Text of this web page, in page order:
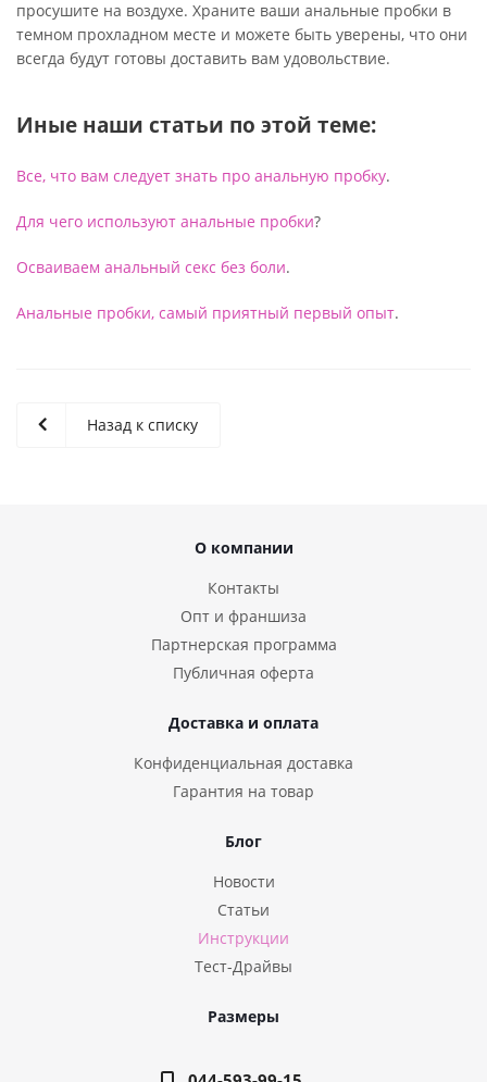
просушите на воздухе. Храните ваши анальные пробки в
темном прохладном месте и можете быть уверены, что они
всегда будут готовы доставить вам удовольствие.
Иные наши статьи по этой теме:
Все, что вам следует знать про анальную пробку.
Для чего используют анальные пробки?
Осваиваем анальный секс без боли.
Анальные пробки, самый приятный первый опыт.
Назад к списку
О компании
Контакты
Опт и франшиза
Партнерская программа
Публичная оферта
Доставка и оплата
Конфиденциальная доставка
Гарантия на товар
Блог
Новости
Статьи
Инструкции
Тест-Драйвы
Размеры